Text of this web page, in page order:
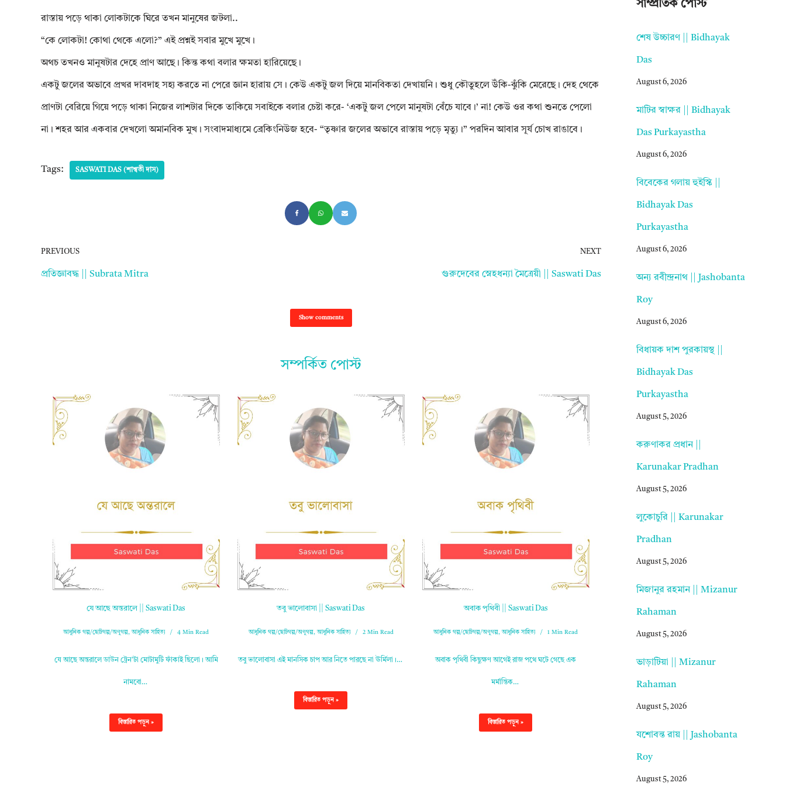
রাস্তায় পড়ে থাকা লোকটাকে ঘিরে তখন মানুষের জটলা..
“কে লোকটা! কোথা থেকে এলো?” এই প্রশ্নই সবার মুখে মুখে।
অথচ তখনও মানুষটার দেহে প্রাণ আছে। কিন্ত কথা বলার ক্ষমতা হারিয়েছে।
একটু জলের অভাবে প্রখর দাবদাহ সহ্য করতে না পেরে জ্ঞান হারায় সে। কেউ একটু জল দিয়ে মানবিকতা দেখায়নি। শুধু কৌতুহলে উঁকি-ঝুঁকি মেরেছে। দেহ থেকে
প্রাণটা বেরিয়ে গিয়ে পড়ে থাকা নিজের লাশটার দিকে তাকিয়ে সবাইকে বলার চেষ্টা করে- ‘একটু জল পেলে মানুষটা বেঁচে যাবে।’ না! কেউ ওর কথা শুনতে পেলো
না। শহর আর একবার দেখলো অমানবিক মুখ। সংবাদমাধ্যমে ব্রেকিংনিউজ হবে- “তৃষ্ণার জলের অভাবে রাস্তায় পড়ে মৃত্যু।” পরদিন আবার সূর্য চোখ রাঙাবে।
Tags: SASWATI DAS (শাশ্বতী দাস)
PREVIOUS
প্রতিজ্ঞাবদ্ধ || Subrata Mitra
NEXT
গুরুদেবের স্নেহধন্যা মৈত্রেয়ী || Saswati Das
Show comments
সম্পর্কিত পোস্ট
যে আছে অন্তরালে || Saswati Das
আধুনিক গল্প/ছোটগল্প/অণুগল্প,আধুনিক সাহিত্য 4 Min Read
যে আছে অন্তরালে ডাউন ট্রেন’টা মোটামুটি ফাঁকাই ছিলো। আমি
নামবো…
বিস্তারিত পড়ুন »
তবু ভালোবাসা || Saswati Das
আধুনিক গল্প/ছোটগল্প/অণুগল্প,আধুনিক সাহিত্য 2 Min Read
তবু ভালোবাসা এই মানসিক চাপ আর নিতে পারছে না ঊর্মিলা।…
বিস্তারিত পড়ুন »
অবাক পৃথিবী || Saswati Das
আধুনিক গল্প/ছোটগল্প/অণুগল্প,আধুনিক সাহিত্য 1 Min Read
অবাক পৃথিবী কিছুক্ষণ আগেই রাজ পথে ঘটে গেছে এক
মর্মান্তিক…
বিস্তারিত পড়ুন »
সাম্প্রতিক পোস্ট
শেষ উচ্চারণ || Bidhayak
Das
August 6, 2026
মাটির স্বাক্ষর || Bidhayak
Das Purkayastha
August 6, 2026
বিবেকের গলায় হুইস্কি ||
Bidhayak Das
Purkayastha
August 6, 2026
অন্য রবীন্দ্রনাথ || Jashobanta
Roy
August 6, 2026
বিধায়ক দাশ পুরকায়স্থ ||
Bidhayak Das
Purkayastha
August 5, 2026
করুণাকর প্রধান ||
Karunakar Pradhan
August 5, 2026
লুকোচুরি || Karunakar
Pradhan
August 5, 2026
মিজানুর রহমান || Mizanur
Rahaman
August 5, 2026
ভাড়াটিয়া || Mizanur
Rahaman
August 5, 2026
যশোবন্ত রায় || Jashobanta
Roy
August 5, 2026